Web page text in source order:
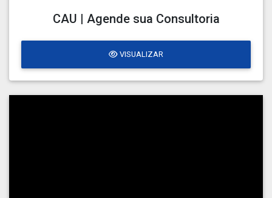
CAU | Agende sua Consultoria
VISUALIZAR